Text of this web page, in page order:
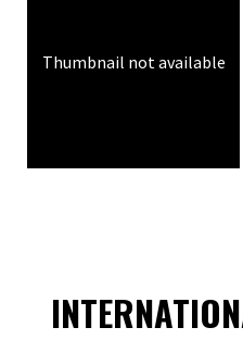
Thumbnail not available